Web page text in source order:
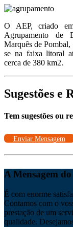
O AEP, criado
Agrupamento de
Marquês de
se na faixa litoral
cerca de 380 km2.
Sugestões e
Tem sugestões ou
Enviar Mensagem
A Mensagem
É com enorme
Contamos com o
prestação de um
qualidade.